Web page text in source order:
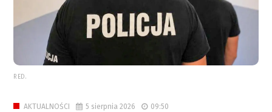
RED.
AKTUALNOŚCI 5 sierpnia 2026 09:50